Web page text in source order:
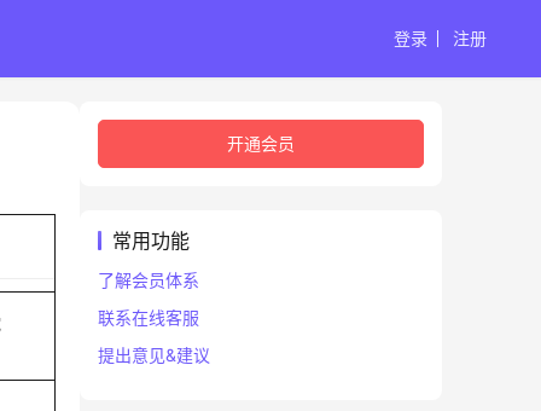
登录 注册
开通会员
常用功能
了解会员体系
联系在线客服
提出意见&建议